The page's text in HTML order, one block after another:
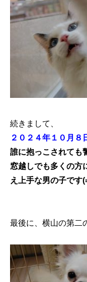
続きまして、
２０２４年１０月８
誰に抱っこされても
窓越しでも多くの方
え上手な男の子です
最後に、横山の第二